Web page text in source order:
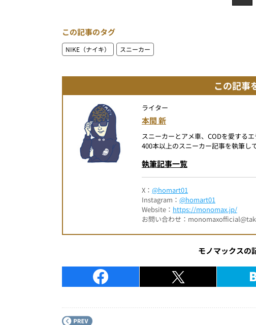
この記事のタグ
NIKE（ナイキ） スニーカー
この記事
ライター
本間 新
スニーカーとアメ車、CODを愛する
400本以上のスニーカー記事を執筆し
執筆記事一覧
X： @homart01
Instagram： @homart01
Website： https://monomax.jp/
お問い合わせ：
モノマックスの